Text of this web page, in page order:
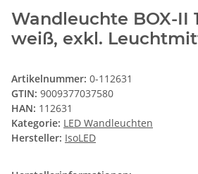
Wandleuchte BOX-II
weiß, exkl.
Artikelnummer: 0-112631
GTIN: 9009377037580
HAN: 112631
Kategorie: LED Wandleuchten
Hersteller: IsoLED